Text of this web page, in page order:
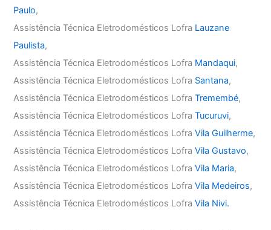
Paulo,
Assistência Técnica Eletrodomésticos Lofra Lauzane
Paulista,
Assistência Técnica Eletrodomésticos Lofra Mandaqui,
Assistência Técnica Eletrodomésticos Lofra Santana,
Assistência Técnica Eletrodomésticos LofraTremembé,
Assistência Técnica Eletrodomésticos LofraTucuruvi,
Assistência Técnica Eletrodomésticos LofraVila Guilherme,
Assistência Técnica Eletrodomésticos LofraVila Gustavo,
Assistência Técnica Eletrodomésticos LofraVila Maria,
Assistência Técnica Eletrodomésticos LofraVila Medeiros,
Assistência Técnica Eletrodomésticos LofraVila Nivi.